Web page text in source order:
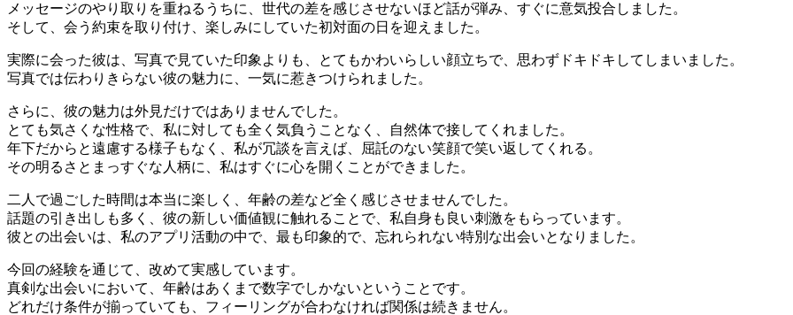
メッセージのやり取りを重ねるうちに、世代の差を感じさせないほど話が弾み、すぐに意気投合しました。
そして、会う約束を取り付け、楽しみにしていた初対面の日を迎えました。
実際に会った彼は、写真で見ていた印象よりも、とてもかわいらしい顔立ちで、思わずドキドキしてしまいました。
写真では伝わりきらない彼の魅力に、一気に惹きつけられました。
さらに、彼の魅力は外見だけではありませんでした。
とても気さくな性格で、私に対しても全く気負うことなく、自然体で接してくれました。
年下だからと遠慮する様子もなく、私が冗談を言えば、屈託のない笑顔で笑い返してくれる。
その明るさとまっすぐな人柄に、私はすぐに心を開くことができました。
二人で過ごした時間は本当に楽しく、年齢の差など全く感じさせませんでした。
話題の引き出しも多く、彼の新しい価値観に触れることで、私自身も良い刺激をもらっています。
彼との出会いは、私のアプリ活動の中で、最も印象的で、忘れられない特別な出会いとなりました。
今回の経験を通じて、改めて実感しています。
真剣な出会いにおいて、年齢はあくまで数字でしかないということです。
どれだけ条件が揃っていても、フィーリングが合わなければ関係は続きません。